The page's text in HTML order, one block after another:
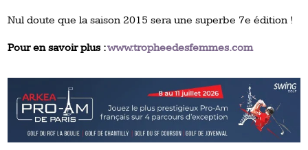
Nul doute que la saison 2015 sera une superbe 7e édition !
Pour en savoir plus :www.tropheedesfemmes.com